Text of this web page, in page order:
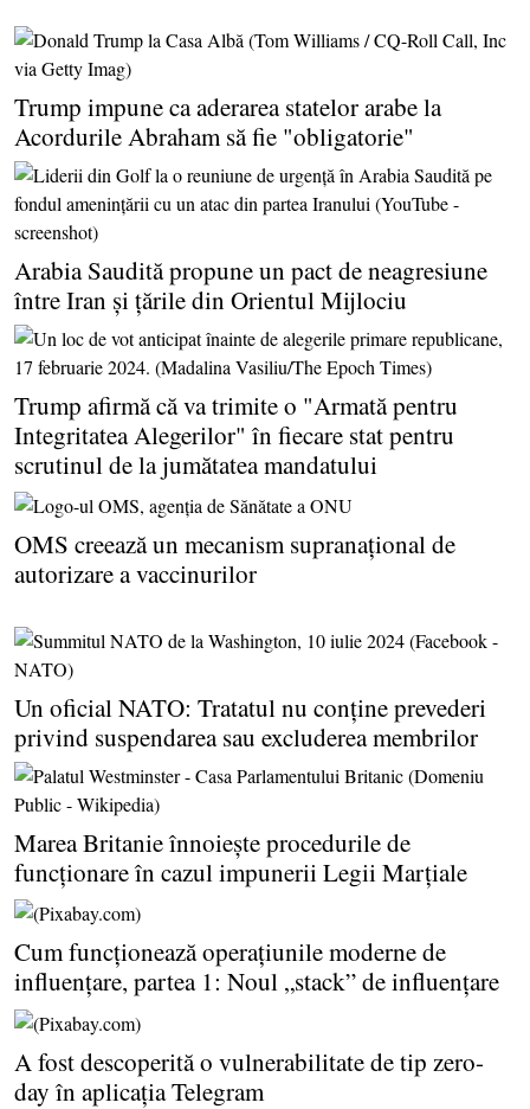
Trump impune ca aderarea statelor arabe la
Acordurile Abraham să fie "obligatorie"
Arabia Saudită propune un pact de neagresiune
între Iran şi ţările din Orientul Mijlociu
Trump afirmă că va trimite o "Armată pentru
Integritatea Alegerilor" în fiecare stat pentru
scrutinul de la jumătatea mandatului
OMS creează un mecanism supranaţional de
autorizare a vaccinurilor
Un oficial NATO: Tratatul nu conţine prevederi
privind suspendarea sau excluderea membrilor
Marea Britanie înnoieşte procedurile de
funcţionare în cazul impunerii Legii Marţiale
Cum funcţionează operaţiunile moderne de
influenţare, partea 1: Noul „stack” de influenţare
A fost descoperită o vulnerabilitate de tip zero-
day în aplicaţia Telegram